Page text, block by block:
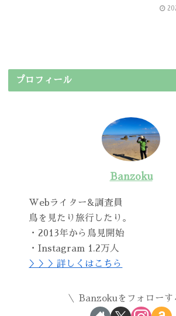
プロフィール
Banzoku
Webライター&調査員
鳥を見たり旅行したり。
・2013年から鳥見開始
・Instagram 1.2万人
＞＞＞詳しくはこちら
Banzokuをフォローす